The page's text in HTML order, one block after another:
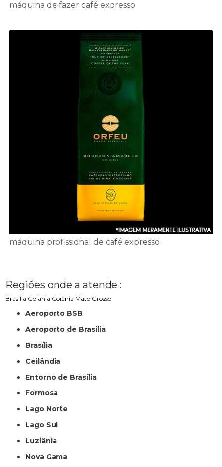
máquina de fazer café expresso
máquina profissional de café expresso
Regiões onde a atende :
Brasília Goiânia Goiânia Mato Grosso
Aeroporto BSB
Aeroporto de Brasilia
Brasília
Ceilândia
Entorno de Brasília
Formosa
Lago Norte
Lago Sul
Luziânia
Nova Gama